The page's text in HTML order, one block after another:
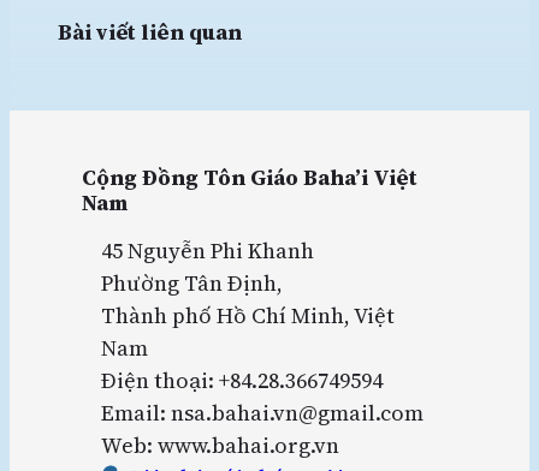
Bài viết liên quan
Cộng Đồng Tôn Giáo Baha’i Việt
Nam
45 Nguyễn Phi Khanh
Phường Tân Định,
Thành phố Hồ Chí Minh, Việt
Nam
Điện thoại: +84.28.366749594
Email: nsa.bahai.vn@gmail.com
Web: www.bahai.org.vn